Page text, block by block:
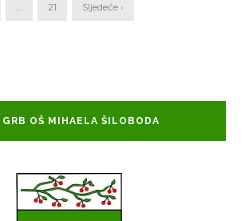
… 21 Sljedeće ›
GRB OŠ MIHAELA ŠILOBODA